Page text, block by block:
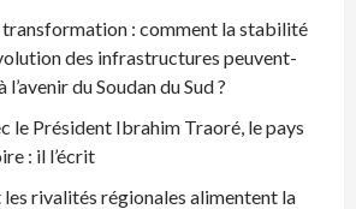
transformation : comment la stabilité
des infrastructures peuvent-
du Soudan du Sud ?
le Président Ibrahim Traoré, le pays
: il l’écrit
les rivalités régionales alimentent la